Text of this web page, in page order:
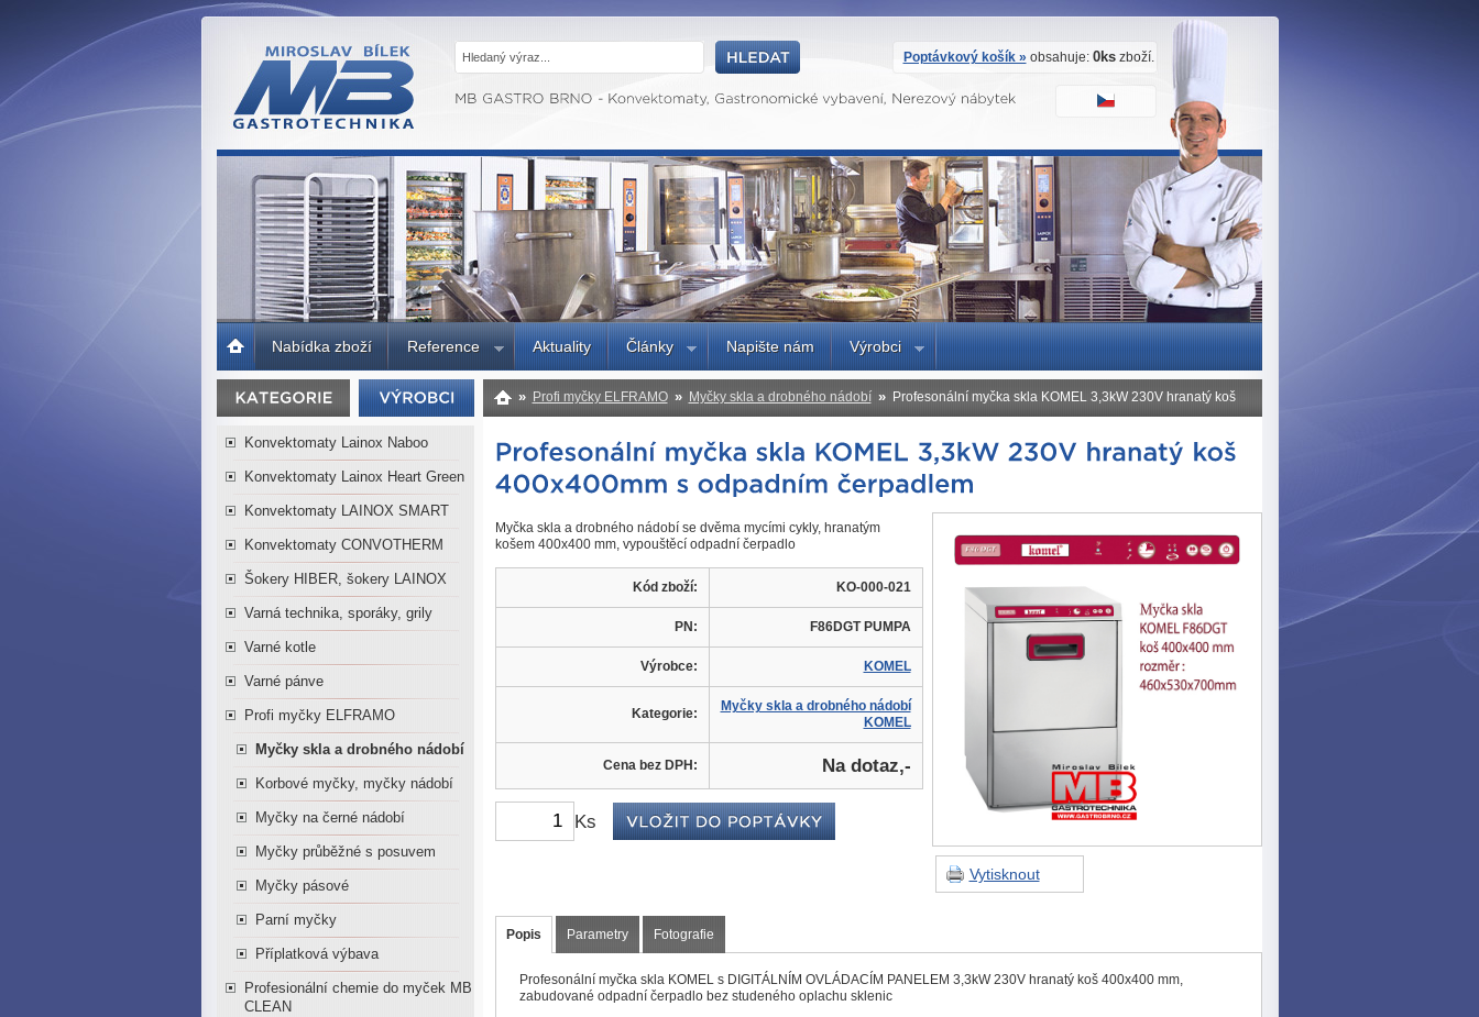
MB GASTRO
BRNO -
Gastrotechnika,
profesionální
kuchyně
Poptávkový košík » obsahuje: 0kszboží.
strana
Nabídka zboží Reference Aktuality Články Napište nám Výrobci
Konvektomaty Lainox Naboo
Konvektomaty Lainox Heart Green
Konvektomaty LAINOX SMART
Konvektomaty CONVOTHERM
Šokery HIBER, šokery LAINOX
Varná technika, sporáky, grily
Varné kotle
Varné pánve
Profi myčky ELFRAMO
Myčky skla a drobného nádobí
Korbové myčky, myčky nádobí
Myčky na černé nádobí
Myčky průběžné s posuvem
Myčky pásové
Parní myčky
Příplatková výbava
Profesionální chemie do myček MB
CLEAN
» Profi myčky ELFRAMO » Myčky skla a drobného nádobí » Profesonální myčka skla KOMEL 3,3kW 230V hranatý koš
Myčka skla a drobného nádobí se dvěma mycími cykly, hranatým
košem 400x400 mm, vypouštěcí odpadní čerpadlo
Kód zboží: KO-000-021
PN: F86DGT PUMPA
Výrobce: KOMEL
Kategorie:
Myčky skla a drobného nádobí
KOMEL
Cena bez DPH: Na dotaz,-
Ks
Vytisknout
Popis Parametry Fotografie
Profesonální myčka skla KOMEL s DIGITÁLNÍM OVLÁDACÍM PANELEM 3,3kW 230V hranatý koš 400x400 mm,
zabudované odpadní čerpadlo bez studeného oplachu sklenic